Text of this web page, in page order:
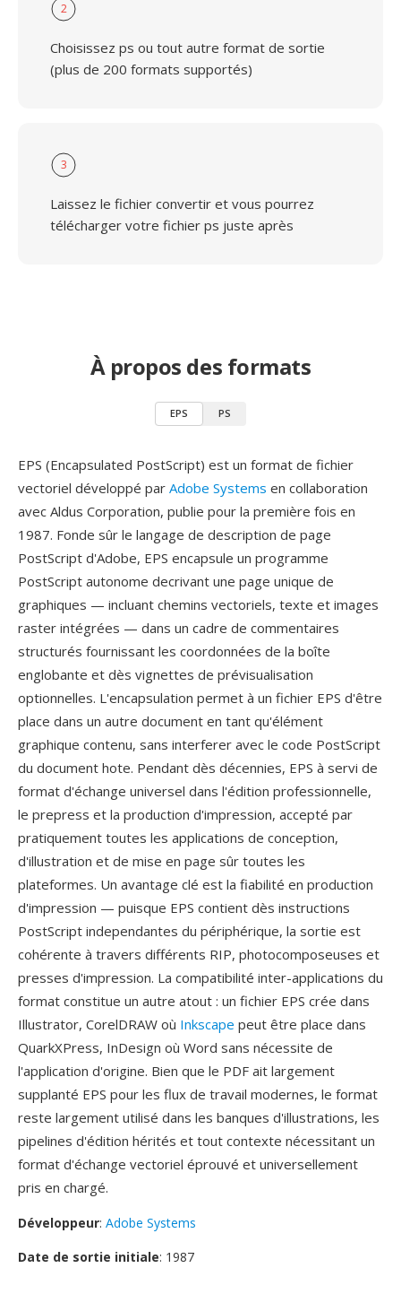
2
Choisissez ps ou tout autre format de sortie
(plus de 200 formats supportés)
3
Laissez le fichier convertir et vous pourrez
télécharger votre fichier ps juste après
À propos des formats
EPS PS
EPS (Encapsulated PostScript) est un format de fichier
vectoriel développé par Adobe Systems en collaboration
avec Aldus Corporation, publie pour la première fois en
1987. Fonde sûr le langage de description de page
PostScript d'Adobe, EPS encapsule un programme
PostScript autonome decrivant une page unique de
graphiques — incluant chemins vectoriels, texte et images
raster intégrées — dans un cadre de commentaires
structurés fournissant les coordonnées de la boîte
englobante et dès vignettes de prévisualisation
optionnelles. L'encapsulation permet à un fichier EPS d'être
place dans un autre document en tant qu'élément
graphique contenu, sans interferer avec le code PostScript
du document hote. Pendant dès décennies, EPS à servi de
format d'échange universel dans l'édition professionnelle,
le prepress et la production d'impression, accepté par
pratiquement toutes les applications de conception,
d'illustration et de mise en page sûr toutes les
plateformes. Un avantage clé est la fiabilité en production
d'impression — puisque EPS contient dès instructions
PostScript independantes du périphérique, la sortie est
cohérente à travers différents RIP, photocomposeuses et
presses d'impression. La compatibilité inter-applications du
format constitue un autre atout : un fichier EPS crée dans
Illustrator, CorelDRAW où Inkscape peut être place dans
QuarkXPress, InDesign où Word sans nécessite de
l'application d'origine. Bien que le PDF ait largement
supplanté EPS pour les flux de travail modernes, le format
reste largement utilisé dans les banques d'illustrations, les
pipelines d'édition hérités et tout contexte nécessitant un
format d'échange vectoriel éprouvé et universellement
pris en chargé.
Développeur: Adobe Systems
Date de sortie initiale: 1987